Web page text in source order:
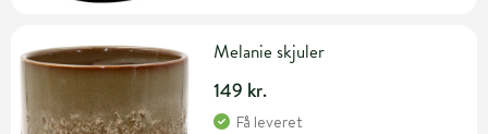
Melanie skjuler
149 kr.
Få leveret